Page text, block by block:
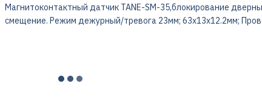
Магнитоконтактный датчик TANE-SM-35,блокирование
смещение. Режим дежурный/тревога 23мм; 63x13x12.2мм;